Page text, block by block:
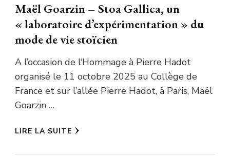
Maël Goarzin – Stoa Gallica, un
« laboratoire d’expérimentation » du
mode de vie stoïcien
A l’occasion de l‘Hommage à Pierre Hadot
organisé le 11 octobre 2025 au Collège de
France et sur l’allée Pierre Hadot, à Paris, Maël
Goarzin …
LIRE LA SUITE